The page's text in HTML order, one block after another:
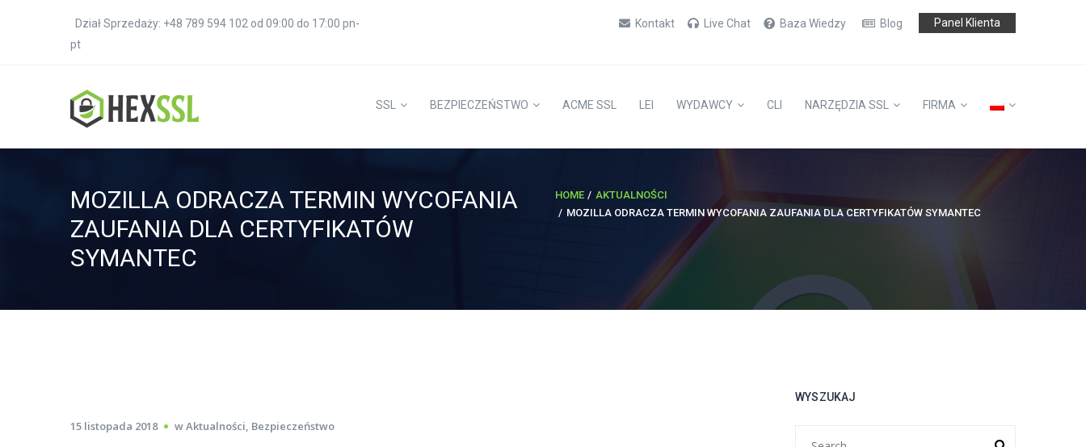
Dział Sprzedaży: +48 789 594 102 od 09:00 do 17:00 pn-
pt
Kontakt Live Chat Baza Wiedzy Blog Panel Klienta
SSL BEZPIECZEŃSTWO ACME SSL LEI WYDAWCY CLI NARZĘDZIA SSL FIRMA
MOZILLA ODRACZA TERMIN WYCOFANIA
ZAUFANIA DLA CERTYFIKATÓW
SYMANTEC
HOME
AKTUALNOŚCI
MOZILLA ODRACZA TERMIN WYCOFANIA ZAUFANIA DLA CERTYFIKATÓW SYMANTEC
15 listopada 2018 wAktualności, Bezpieczeństwo
WYSZUKAJ